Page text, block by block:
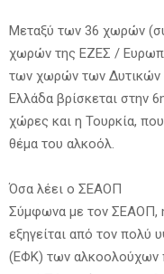
Μεταξύ των 36 χωρών
χωρών της ΕΖΕΣ /
των χωρών των Δυτικών
Ελλάδα βρίσκεται στην
χώρες και η Τουρκία,
θέμα του αλκοόλ.
Όσα λέει ο ΣΕΑΟΠ
Σύμφωνα με τον ΣΕΑΟΠ,
εξηγείται από τον πολύ
(ΕΦΚ) των αλκοολούχων